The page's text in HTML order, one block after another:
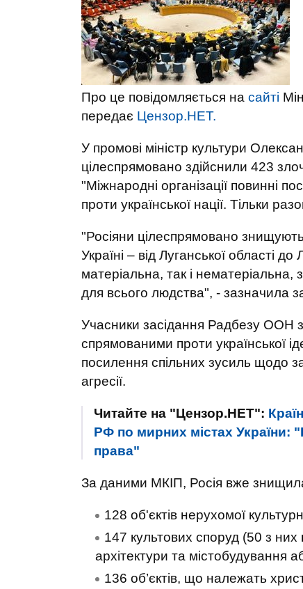
Про це повідомляється на сайті
передає Цензор.НЕТ.
У промові міністр культури
цілеспрямовано здійснили 423
"Міжнародні організації повинні
проти української нації. Тільки
"Росіяни цілеспрямовано
Україні – від Луганської області
матеріальна, так і
для всього людства", - зазначила
Учасники засідання Радбезу ООН
спрямованими проти української
посилення спільних зусиль щодо
агресії.
Читайте на "Цензор.НЕТ":
РФ по мирних містах України:
права"
За даними МКІП, Росія вже
128 об'єктів нерухомої
147 культових споруд (50 з них
архітектури та містобудування
136 об’єктів, що належать